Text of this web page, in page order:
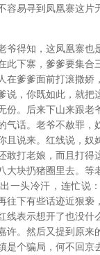
容易寻到凤凰寨这片
得知，这凤凰寨也
此下寨，爹爹要集合
在爹爹面前打滚撒娇
说，你既如此，就把
份。后来下山来跟老
气话。老爷不赦罪，
且说来。红线说，奴
敢打老娘，而且打得
大块扔猪圈里去。等
一头冷汗，连忙说
往下有些话迹近狠亵
线表示想开了也没什
许。然后又提到原来
是个骗局，何不回京